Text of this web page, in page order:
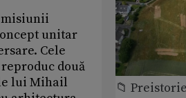
unitar
Cele
două
lui Mihail
📁